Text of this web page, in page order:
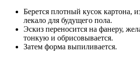
Берется плотный кусок картона,
лекало для будущего пола.
Эскиз переносится на фанеру,
тонкую и обрисовывается.
Затем форма выпиливается.